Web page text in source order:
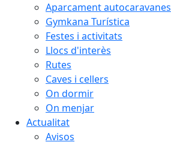
Aparcament autocaravanes
Gymkana Turística
Festes i activitats
Llocs d'interès
Rutes
Caves i cellers
On dormir
On menjar
Actualitat
Avisos